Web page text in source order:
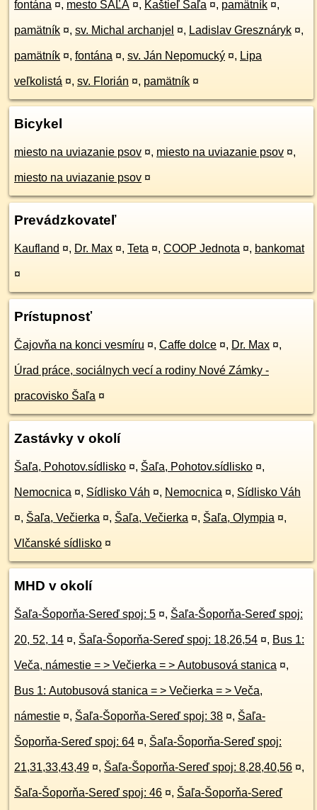
fontána ¤, mesto ŠAĽA ¤, Kaštieľ Šaľa ¤, pamätník ¤,
pamätník ¤, sv. Michal archanjel ¤, Ladislav Gresznáryk ¤,
pamätník ¤, fontána ¤, sv. Ján Nepomucký ¤, Lipa
veľkolistá ¤, sv. Florián ¤, pamätník ¤
Bicykel
miesto na uviazanie psov ¤, miesto na uviazanie psov ¤,
miesto na uviazanie psov ¤
Prevádzkovateľ
Kaufland ¤, Dr. Max ¤, Teta ¤, COOP Jednota ¤, bankomat
¤
Prístupnosť
Čajovňa na konci vesmíru ¤, Caffe dolce ¤, Dr. Max ¤,
Úrad práce, sociálnych vecí a rodiny Nové Zámky -
pracovisko Šaľa ¤
Zastávky v okolí
Šaľa, Pohotov.sídlisko ¤, Šaľa, Pohotov.sídlisko ¤,
Nemocnica ¤, Sídlisko Váh ¤, Nemocnica ¤, Sídlisko Váh
¤, Šaľa, Večierka ¤, Šaľa, Večierka ¤, Šaľa, Olympia ¤,
Vlčanské sídlisko ¤
MHD v okolí
Šaľa-Šoporňa-Sereď spoj: 5 ¤, Šaľa-Šoporňa-Sereď spoj:
20, 52, 14 ¤, Šaľa-Šoporňa-Sereď spoj: 18,26,54 ¤, Bus 1:
Veča, námestie = > Večierka = > Autobusová stanica ¤,
Bus 1: Autobusová stanica = > Večierka = > Veča,
námestie ¤, Šaľa-Šoporňa-Sereď spoj: 38 ¤, Šaľa-
Šoporňa-Sereď spoj: 64 ¤, Šaľa-Šoporňa-Sereď spoj:
21,31,33,43,49 ¤, Šaľa-Šoporňa-Sereď spoj: 8,28,40,56 ¤,
Šaľa-Šoporňa-Sereď spoj: 46 ¤, Šaľa-Šoporňa-Sereď